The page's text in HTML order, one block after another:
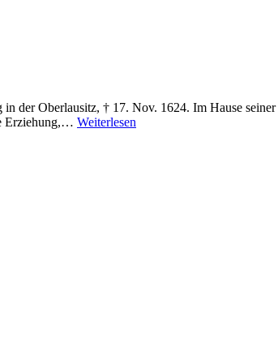
der Oberlausitz, † 17. Nov. 1624. Im Hause
Erziehung,… Weiterlesen